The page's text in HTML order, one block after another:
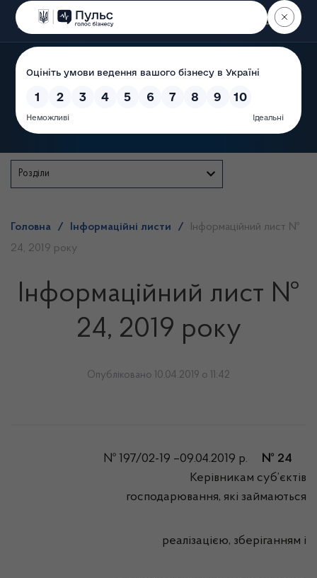
Пошук
Розділи
Головна / Інформаційні листи /
Інформаційний лист №
24, 2019 року
Інформаційний лист №
24, 2019 року
Опубліковано 10.04.2019 о 11:42
№ 197/02-19 –09.04.2019 р. № 24
Керівникам суб’єктів
господарювання, які займаються
реалізацією, зберіганням і